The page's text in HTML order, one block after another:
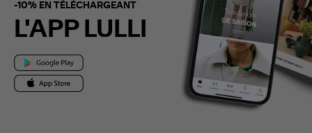
-10% EN TÉLÉCHARGEANT
L'APP LULLI